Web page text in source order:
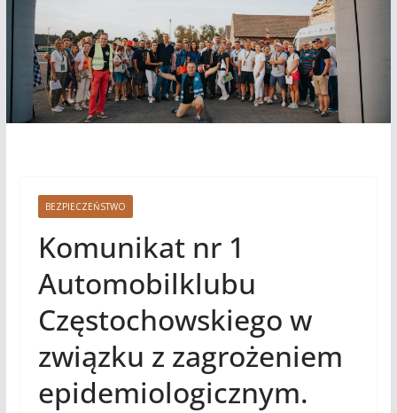
BEZPIECZEŃSTWO
Komunikat nr 1
Automobilklubu
Częstochowskiego w
związku z zagrożeniem
epidemiologicznym.